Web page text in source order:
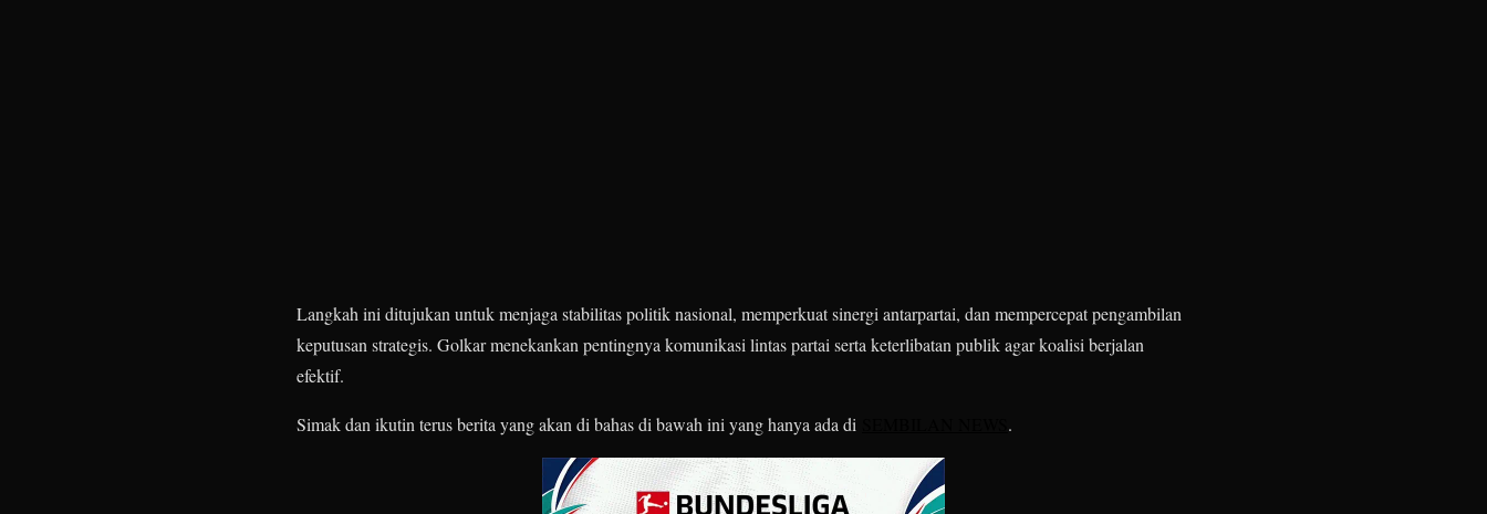
Langkah ini ditujukan untuk menjaga stabilitas politik nasional, memperkuat sinergi antarpartai, dan mempercepat pengambilan
keputusan strategis. Golkar menekankan pentingnya komunikasi lintas partai serta keterlibatan publik agar koalisi berjalan
efektif.
Simak dan ikutin terus berita yang akan di bahas di bawah ini yang hanya ada di .